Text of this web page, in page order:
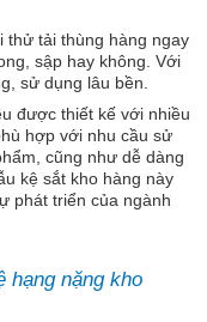
thử tải thùng hàng ngay
sập hay không. Với
sử dụng lâu bền.
được thiết kế với nhiều
hợp với nhu cầu sử
cũng như dễ dàng
kệ sắt kho hàng này
phát triển của ngành
hạng nặng kho